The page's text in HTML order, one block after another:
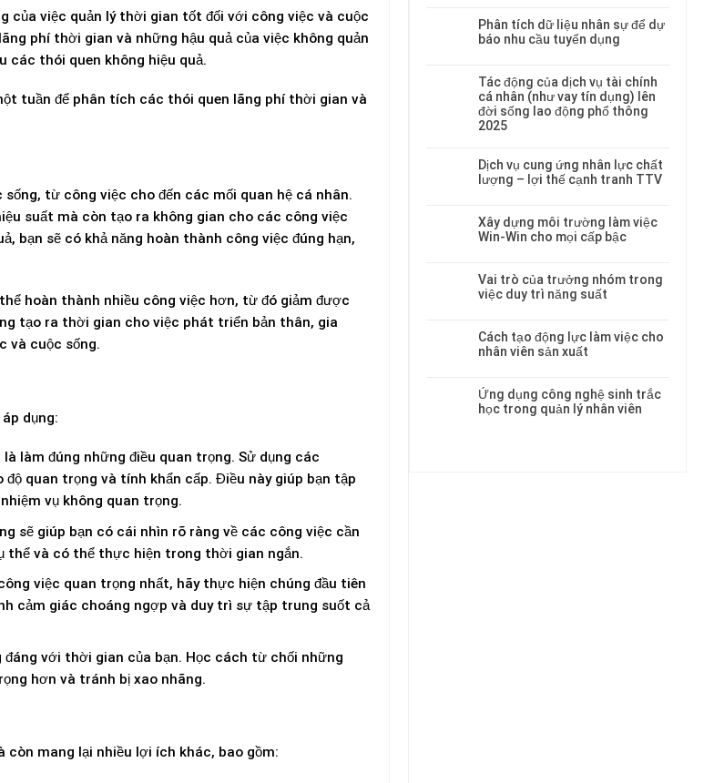
việc quản lý thời gian tốt đối với công việc và cuộc
phí thời gian và những hậu quả của việc không quản
các thói quen không hiệu quả.
tuần để phân tích các thói quen lãng phí thời gian và
từ công việc cho đến các mối quan hệ cá nhân.
suất mà còn tạo ra không gian cho các công việc
bạn sẽ có khả năng hoàn thành công việc đúng hạn,
hoàn thành nhiều công việc hơn, từ đó giảm được
tạo ra thời gian cho việc phát triển bản thân, gia
và cuộc sống.
dụng:
làm đúng những điều quan trọng. Sử dụng các
quan trọng và tính khẩn cấp. Điều này giúp bạn tập
vụ không quan trọng.
sẽ giúp bạn có cái nhìn rõ ràng về các công việc cần
thể và có thể thực hiện trong thời gian ngắn.
việc quan trọng nhất, hãy thực hiện chúng đầu tiên
cảm giác choáng ngợp và duy trì sự tập trung suốt cả
đáng với thời gian của bạn. Học cách từ chối những
hơn và tránh bị xao nhãng.
còn mang lại nhiều lợi ích khác, bao gồm:
Phân tích dữ liệu nhân sự để dự
báo nhu cầu tuyển dụng
Tác động của dịch vụ tài chính
cá nhân (như vay tín dụng) lên
đời sống lao động phổ thông
2025
Dịch vụ cung ứng nhân lực chất
lượng – lợi thế cạnh tranh TTV
Xây dựng môi trường làm việc
Win-Win cho mọi cấp bậc
Vai trò của trưởng nhóm trong
việc duy trì năng suất
Cách tạo động lực làm việc cho
nhân viên sản xuất
Ứng dụng công nghệ sinh trắc
học trong quản lý nhân viên